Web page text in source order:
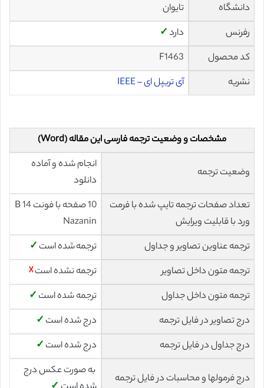
دانشگاه
تایوان
رفرنس
دارد✓
کد محصول
F1463
نشریه
آی تریپل ای – IEEE
مشخصات و وضعیت ترجمه فارسی این مقاله (Word)
وضعیت ترجمه
انجام شده و آماده
دانلود
تعداد صفحات ترجمه تایپ شده با فرمت
ورد با قابلیت ویرایش
10 صفحه با فونت 14 B
Nazanin
ترجمه عناوین تصاویر و جداول
ترجمه شده است ✓
ترجمه متون داخل تصاویر
ترجمه نشده است☓
ترجمه متون داخل جداول
ترجمه شده است ✓
درج تصاویر در فایل ترجمه
درج شده است ✓
درج جداول در فایل ترجمه
درج شده است ✓
درج فرمولها و محاسبات در فایل ترجمه
به صورت عکس درج